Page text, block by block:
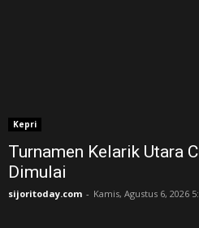
Kepri
Turnamen Kelarik Utara
Dimulai
sijoritoday.com - Kamis, Agustus 6, 2026